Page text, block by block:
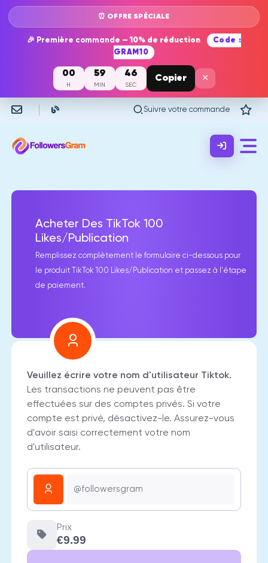
⏰ OFFRE SPÉCIALE
🎉 Première commande — 10% de réduction
Code :
GRAM10
00
H
59
MIN
46
SEC
Copier ×
Suivre votre commande
Acheter Des TikTok 100
Likes/Publication
Remplissez complètement le formulaire ci-dessous pour
le produit TikTok 100 Likes/Publication et passez à l'étape
de paiement.
Veuillez écrire votre nom d'utilisateur Tiktok.
Les transactions ne peuvent pas être
effectuées sur des comptes privés. Si votre
compte est privé, désactivez-le. Assurez-vous
d'avoir saisi correctement votre nom
d'utilisateur.
Prix
€9.99